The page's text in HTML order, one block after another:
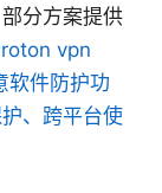
分方案提供
vpn
软件防护功
、跨平台使